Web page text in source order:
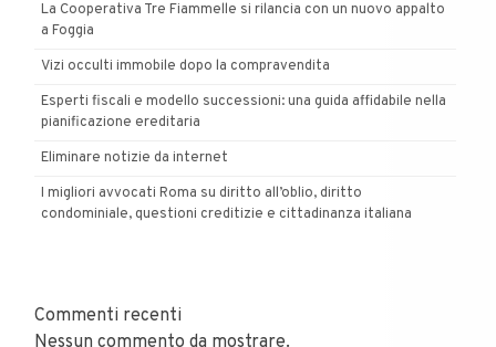
La Cooperativa Tre Fiammelle si rilancia con un nuovo appalto
a Foggia
Vizi occulti immobile dopo la compravendita
Esperti fiscali e modello successioni: una guida affidabile nella
pianificazione ereditaria
Eliminare notizie da internet
I migliori avvocati Roma su diritto all’oblio, diritto
condominiale, questioni creditizie e cittadinanza italiana
Commenti recenti
Nessun commento da mostrare.